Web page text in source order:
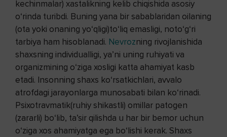
kechinmalar) xastalikning kelib chiqishida asosiy
o‘rinda turibdi. Buning yana bir sabablaridan oilaning
(ota yoki onaning yo‘qligi)to‘liq emasligi, noto‘g‘ri
tarbiya ham hisoblanadi. Nevrozning rivojlanishida
shaxsning individualligi, ya’ni uning ruhiyati va
organizmining o‘ziga xosligi katta ahamiyat kasb
etadi. Insonning shaxs ko‘rsatkichlari, avvalo
atrofdagi jarayonlarga munosabati bilan ko‘rinadi.
Psixotravmatik(ruhiy shikastli) omillar patogen
(zararli) bo‘lib, ta’sir qilishda u har bir bemor uchun
o‘ziga xos ahamiyatga ega bo‘lishi kerak. Shaxs